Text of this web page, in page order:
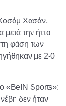
Χασάν,
μετά την ήττα
φάση των
με 2-0
«BeIN Sports»:
δεν ήταν